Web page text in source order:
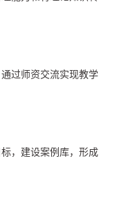
过师资交流实现教学
，建设案例库，形成